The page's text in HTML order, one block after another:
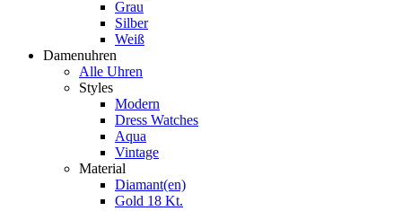
Grau
Silber
Weiß
Damenuhren
Alle Uhren
Styles
Modern
Dress Watches
Aqua
Vintage
Material
Diamant(en)
Gold 18 Kt.